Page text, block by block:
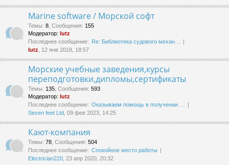
Marine software / Морской софт
Темы: 8 Сообщения: 155
Модератор: lutz
Последнее сообщение: Re: Библиотека судового механ…
lutz , 12 янв 2018, 18:57
Морские учебные заведения,курсы
переподготовки,дипломы,сертификаты
Темы: 135 Сообщения: 593
Модератор: lutz
Последнее сообщение: Оказываем помощь в получении …
Seven feet Ltd , 09 фев 2023, 14:25
Кают-компания
Темы: 78 Сообщения: 504
Последнее сообщение: Спокойное место работы
Electrician220 , 23 апр 2020, 20:32